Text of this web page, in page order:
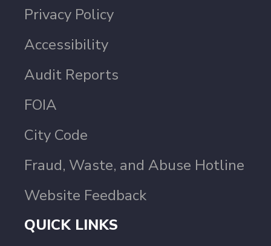
Privacy Policy
Accessibility
Audit Reports
FOIA
City Code
Fraud, Waste, and Abuse Hotline
Website Feedback
QUICK LINKS